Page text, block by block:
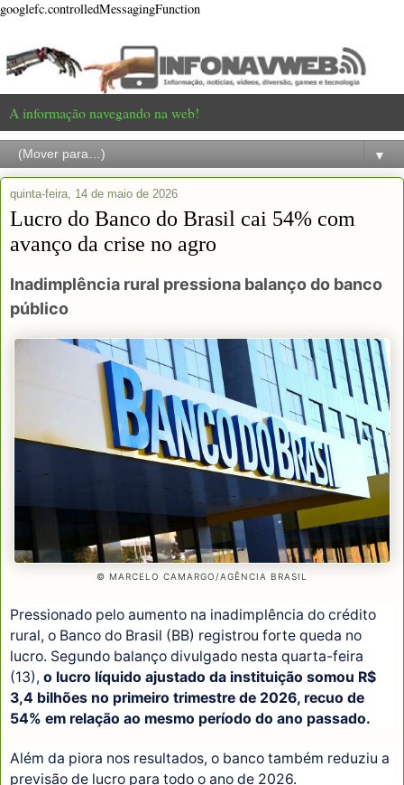
googlefc.controlledMessagingFunction
A informação navegando na web!
▼
quinta-feira, 14 de maio de 2026
Lucro do Banco do Brasil cai 54% com
avanço da crise no agro
Inadimplência rural pressiona balanço do banco
público
© MARCELO CAMARGO/AGÊNCIA BRASIL
Pressionado pelo aumento na inadimplência do crédito
rural, o Banco do Brasil (BB) registrou forte queda no
lucro. Segundo balanço divulgado nesta quarta-feira
(13), o lucro líquido ajustado da instituição somou R$
3,4 bilhões no primeiro trimestre de 2026, recuo de
54% em relação ao mesmo período do ano passado.
Além da piora nos resultados, o banco também reduziu a
previsão de lucro para todo o ano de 2026.